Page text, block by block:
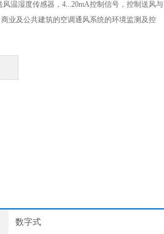
风温湿度传感器，4...20mA控制信号，控制送风与
业及公共建筑的空调通风系统的环境监测及控
数字式